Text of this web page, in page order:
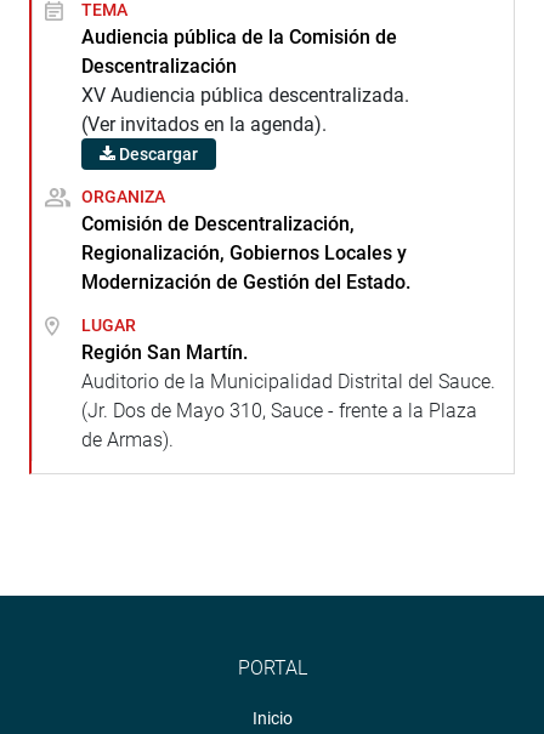
TEMA
Audiencia pública de la Comisión de
Descentralización
XV Audiencia pública descentralizada.
(Ver invitados en la agenda).
Descargar
ORGANIZA
Comisión de Descentralización,
Regionalización, Gobiernos Locales y
Modernización de Gestión del Estado.
LUGAR
Región San Martín.
Auditorio de la Municipalidad Distrital del Sauce.
(Jr. Dos de Mayo 310, Sauce - frente a la Plaza
de Armas).
PORTAL
Inicio